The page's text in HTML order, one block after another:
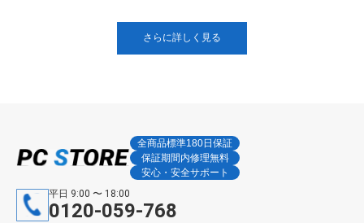
さらに詳しく見る
全商品標準180日保証
保証期間内修理無料
安心・安全サポート
平日 9:00 〜 18:00
0120-059-768